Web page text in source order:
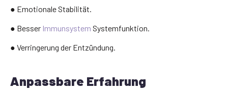
● Emotionale Stabilität.
● Besser Immunsystem Systemfunktion.
● Verringerung der Entzündung.
Anpassbare Erfahrung